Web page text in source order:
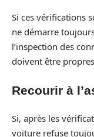
Si ces vérifications
ne démarre
l’inspection des
doivent être
Recourir à
Si, après les
voiture refuse